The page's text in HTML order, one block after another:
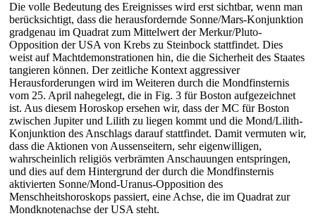
Die volle Bedeutung des Ereignisses wird erst sichtbar, wenn man
berücksichtigt, dass die herausfordernde Sonne/Mars-Konjunktion
gradgenau im Quadrat zum Mittelwert der Merkur/Pluto-
Opposition der USA von Krebs zu Steinbock stattfindet. Dies
weist auf Machtdemonstrationen hin, die die Sicherheit des Staates
tangieren können. Der zeitliche Kontext aggressiver
Herausforderungen wird im Weiteren durch die Mondfinsternis
vom 25. April nahegelegt, die in Fig. 3 für Boston aufgezeichnet
ist. Aus diesem Horoskop ersehen wir, dass der MC für Boston
zwischen Jupiter und Lilith zu liegen kommt und die Mond/Lilith-
Konjunktion des Anschlags darauf stattfindet. Damit vermuten wir,
dass die Aktionen von Aussenseitern, sehr eigenwilligen,
wahrscheinlich religiös verbrämten Anschauungen entspringen,
und dies auf dem Hintergrund der durch die Mondfinsternis
aktivierten Sonne/Mond-Uranus-Opposition des
Menschheitshoroskops passiert, eine Achse, die im Quadrat zur
Mondknotenachse der USA steht.